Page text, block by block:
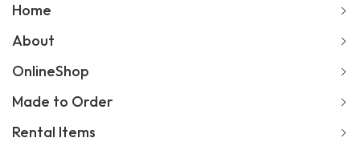
Home
About
OnlineShop
Made to Order
Rental Items